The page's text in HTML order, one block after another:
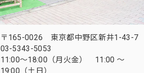
〒165-0026 東京都中野区新井1-43-7
03-5343-5053
11:00～18:00（月火金） 11:00 ～
19:00（土日）